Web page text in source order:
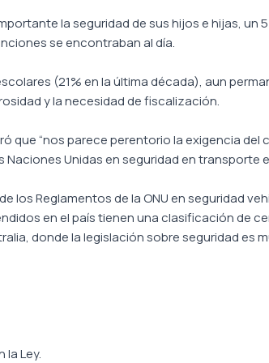
la seguridad de sus hijos e hijas, un
se encontraban al día.
(21% en la última década), aun
y la necesidad de fiscalización.
que “nos parece perentorio la exigencia
Unidas en seguridad en transporte
los Reglamentos de la ONU en seguridad
en el país tienen una clasificación de
donde la legislación sobre seguridad es
Ley.